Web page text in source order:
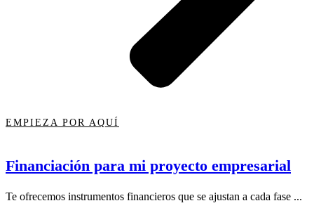
EMPIEZA POR AQUÍ
Financiación para mi proyecto empresarial
Te ofrecemos instrumentos financieros que se ajustan a cada fase ...